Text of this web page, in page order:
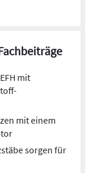
mit
mit einem
sorgen für